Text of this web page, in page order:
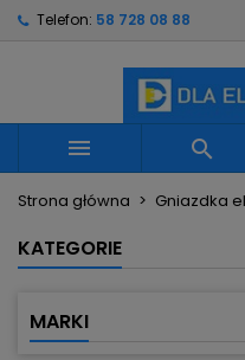
Telefon: 58 728 08 88
 
Strona główna Gniazdka
KATEGORIE
MARKI
Utwórz nową listę
((confirmMessage))
Nazwa listy życzeń
Musisz być
swojej liście życzeń.